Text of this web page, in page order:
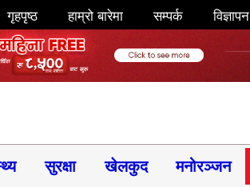
गृहपृष्ठ हाम्रो बारेमा सम्पर्क विज्ञापन
सुरक्षा खेलकुद मनोरञ्जन